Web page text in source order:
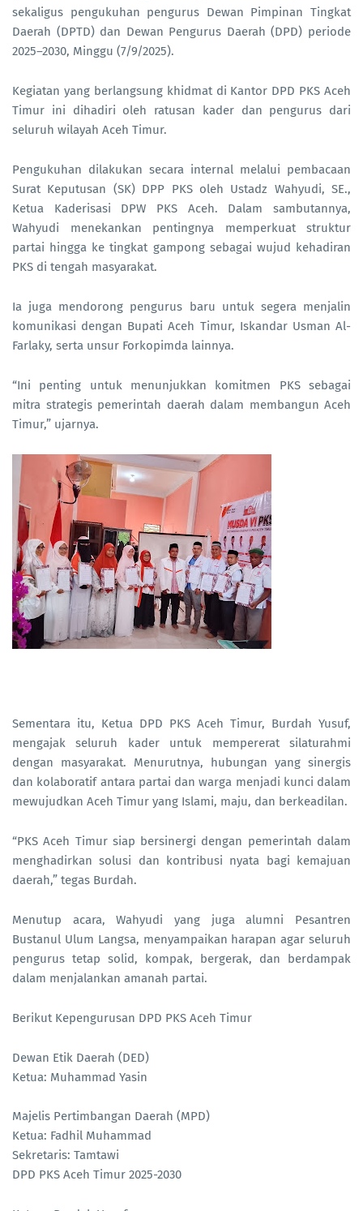
sekaligus pengukuhan pengurus Dewan Pimpinan Tingkat
Daerah (DPTD) dan Dewan Pengurus Daerah (DPD) periode
2025–2030, Minggu (7/9/2025).
Kegiatan yang berlangsung khidmat di Kantor DPD PKS Aceh
Timur ini dihadiri oleh ratusan kader dan pengurus dari
seluruh wilayah Aceh Timur.
Pengukuhan dilakukan secara internal melalui pembacaan
Surat Keputusan (SK) DPP PKS oleh Ustadz Wahyudi, SE.,
Ketua Kaderisasi DPW PKS Aceh. Dalam sambutannya,
Wahyudi menekankan pentingnya memperkuat struktur
partai hingga ke tingkat gampong sebagai wujud kehadiran
PKS di tengah masyarakat.
Ia juga mendorong pengurus baru untuk segera menjalin
komunikasi dengan Bupati Aceh Timur, Iskandar Usman Al-
Farlaky, serta unsur Forkopimda lainnya.
“Ini penting untuk menunjukkan komitmen PKS sebagai
mitra strategis pemerintah daerah dalam membangun Aceh
Timur,” ujarnya.
Sementara itu, Ketua DPD PKS Aceh Timur, Burdah Yusuf,
mengajak seluruh kader untuk mempererat silaturahmi
dengan masyarakat. Menurutnya, hubungan yang sinergis
dan kolaboratif antara partai dan warga menjadi kunci dalam
mewujudkan Aceh Timur yang Islami, maju, dan berkeadilan.
“PKS Aceh Timur siap bersinergi dengan pemerintah dalam
menghadirkan solusi dan kontribusi nyata bagi kemajuan
daerah,” tegas Burdah.
Menutup acara, Wahyudi yang juga alumni Pesantren
Bustanul Ulum Langsa, menyampaikan harapan agar seluruh
pengurus tetap solid, kompak, bergerak, dan berdampak
dalam menjalankan amanah partai.
Berikut Kepengurusan DPD PKS Aceh Timur
Dewan Etik Daerah (DED)
Ketua: Muhammad Yasin
Majelis Pertimbangan Daerah (MPD)
Ketua: Fadhil Muhammad
Sekretaris: Tamtawi
DPD PKS Aceh Timur 2025-2030